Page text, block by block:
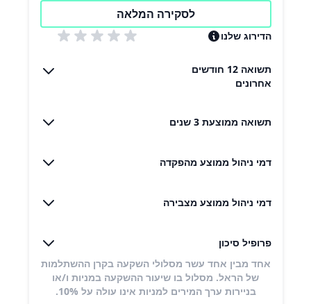
לסקירה המלאה
הדירוג שלנו
תשואה 12 חודשים
אחרונים
תשואה ממוצעת 3 שנים
דמי ניהול ממוצע מהפקדה
דמי ניהול ממוצע מצבירה
פרופיל סיכון
אחד מבין אחד עשר מסלולי השקעה בקרן ההשתלמות
של הראל. מסלול בו שיעור ההשקעה במניות ו/או
בניירות ערך המירים למניות אינו עולה על 10%.